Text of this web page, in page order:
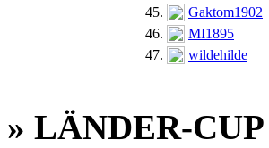
45.
Gaktom1902
46.
MI1895
47.
wildehilde
» LÄNDER-CUP